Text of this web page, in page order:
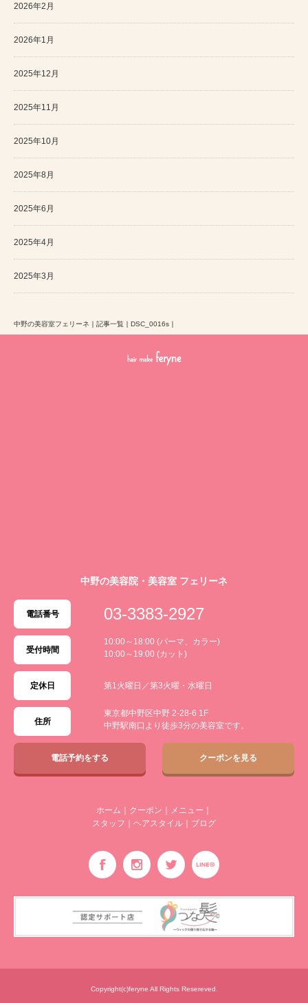
2026年2月
2026年1月
2025年12月
2025年11月
2025年10月
2025年8月
2025年6月
2025年4月
2025年3月
中野の美容室フェリーネ ｜ 記事一覧 ｜ DSC_0016s ｜
中野の美容院・美容室 フェリーネ
電話番号 03-3383-2927
受付時間
10:00～18:00 (パーマ、カラー)
10:00～19:00 (カット)
定休日 第1火曜日／第3火曜・水曜日
住所
東京都中野区中野 2-28-6 1F
中野駅南口より徒歩3分の美容室です。
電話予約をする クーポンを見る
ホーム ｜ クーポン ｜ メニュー ｜
スタッフ ｜ ヘアスタイル ｜ ブログ
Copyright(c)feryne All Rights Resereved.